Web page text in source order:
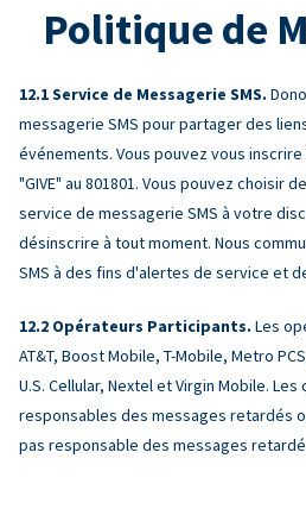
Politique de
Service de Messagerie SMS.
messagerie SMS pour partager des
événements. Vous pouvez vous
"GIVE" au 801801. Vous pouvez choisir
service de messagerie SMS à votre
désinscrire à tout moment. Nous
SMS à des fins d'alertes de service et
Opérateurs Participants. Les
AT&T, Boost Mobile, T-Mobile, Metro
U.S. Cellular, Nextel et Virgin Mobile.
responsables des messages retardés
pas responsable des messages